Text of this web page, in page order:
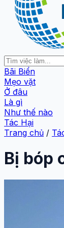
Bãi Biển
Mẹo vặt
Ở đâu
Là gì
Như thế nào
Tác Hại
Trang chủ /
Bị bóp